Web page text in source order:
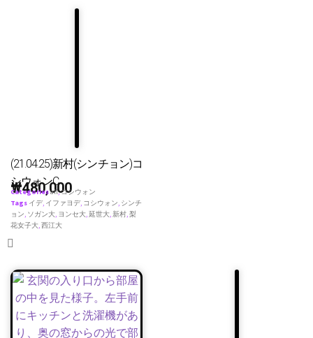
(21.04.25)新村(シンチョン)コ
シウォンC
₩480,000
Categoriesall,コシウォン
Tags イデ, イファヨデ, コシウォン, シンチ
ョン, ソガン大, ヨンセ大,延世大,新村,梨
花女子大,西江大